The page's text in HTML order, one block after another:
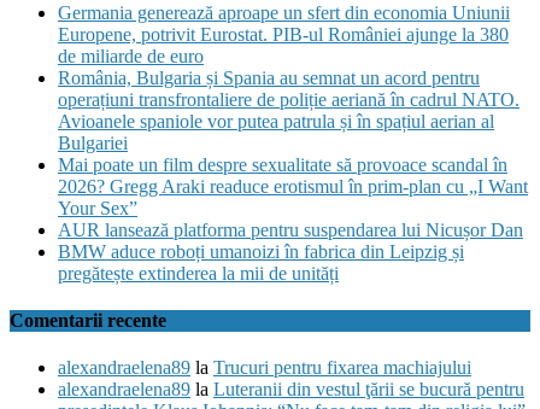
Germania generează aproape un sfert din economia Uniunii
Europene, potrivit Eurostat. PIB-ul României ajunge la 380
de miliarde de euro
România, Bulgaria și Spania au semnat un acord pentru
operațiuni transfrontaliere de poliție aeriană în cadrul NATO.
Avioanele spaniole vor putea patrula și în spațiul aerian al
Bulgariei
Mai poate un film despre sexualitate să provoace scandal în
2026? Gregg Araki readuce erotismul în prim-plan cu „I Want
Your Sex”
AUR lansează platforma pentru suspendarea lui Nicușor Dan
BMW aduce roboți umanoizi în fabrica din Leipzig și
pregătește extinderea la mii de unități
Comentarii recente
alexandraelena89 la Trucuri pentru fixarea machiajului
alexandraelena89 la Luteranii din vestul ţării se bucură pentru